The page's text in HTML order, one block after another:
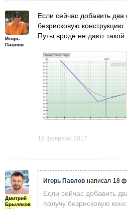
Игорь
Павлов
Если сейчас добавить
безрисковую конструкцию.
Путы вроде не дают такой
18 февраля 2017
Дмитрий
Брыляков
Игорь Павлов написал 18
Если сейчас добавить
получу безрисковую